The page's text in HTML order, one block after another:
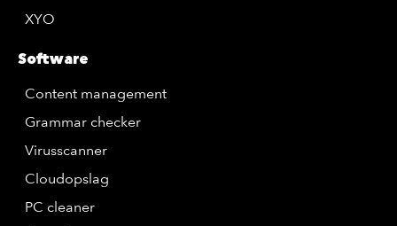
XYO
Software
Content management
Grammar checker
Virusscanner
Cloudopslag
PC cleaner